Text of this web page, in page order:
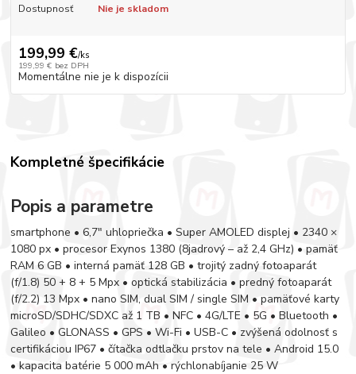
Dostupnosť Nie je skladom
199,99 €/ks
199,99 € bez DPH
Momentálne nie je k dispozícii
Kompletné špecifikácie
Popis a parametre
smartphone • 6,7″ uhlopriečka • Super AMOLED displej • 2340 ×
1080 px • procesor Exynos 1380 (8jadrový – až 2,4 GHz) • pamäť
RAM 6 GB • interná pamäť 128 GB • trojitý zadný fotoaparát
(f/1.8) 50 + 8 + 5 Mpx • optická stabilizácia • predný fotoaparát
(f/2.2) 13 Mpx • nano SIM, dual SIM / single SIM • pamäťové karty
microSD/SDHC/SDXC až 1 TB • NFC • 4G/LTE • 5G • Bluetooth •
Galileo • GLONASS • GPS • Wi-Fi • USB-C • zvýšená odolnosť s
certifikáciou IP67 • čítačka odtlačku prstov na tele • Android 15.0
• kapacita batérie 5 000 mAh • rýchlonabíjanie 25 W